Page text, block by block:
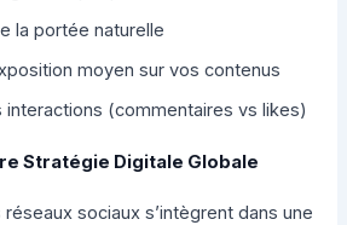
la portée naturelle
moyen sur vos contenus
interactions (commentaires vs likes)
Stratégie Digitale Globale
sociaux s’intègrent dans une